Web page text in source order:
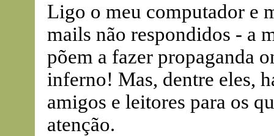
Ligo o meu computador e
mails não respondidos - a
põem a fazer propaganda
inferno! Mas, dentre eles,
amigos e leitores para os
atenção.